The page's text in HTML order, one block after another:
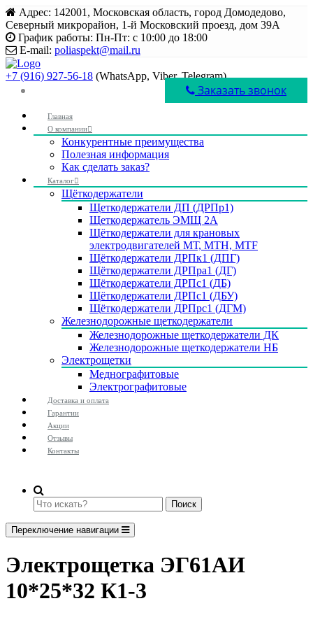
Адрес: 142001, Московская область, город Домодедово,
Северный микрорайон, 1-й Московский проезд, дом 39А
График работы: Пн-Пт: с 10:00 до 18:00
E-mail: poliaspekt@mail.ru
+7 (916) 927-56-18 (WhatsApp, Viber, Telegram)
Заказать звонок
Главная
О компании
Конкурентные преимущества
Полезная информация
Как сделать заказ?
Каталог
Щёткодержатели
Щеткодержатели ДП (ДРПр1)
Щеткодержатель ЭМЩ 2А
Щёткодержатели для крановых
электродвигателей МТ, МТН, МТF
Щёткодержатели ДРПк1 (ДПГ)
Щёткодержатели ДРПра1 (ДГ)
Щёткодержатели ДРПс1 (ДБ)
Щёткодержатели ДРПс1 (ДБУ)
Щёткодержатели ДРПрс1 (ДГМ)
Железнодорожные щеткодержатели
Железнодорожные щеткодержатели ДК
Железнодорожные щеткодержатели НБ
Электрощетки
Меднографитовые
Электрографитовые
Доставка и оплата
Гарантии
Акции
Отзывы
Контакты
Поиск
Переключение навигации
Электрощетка ЭГ61АИ
10*25*32 К1-3